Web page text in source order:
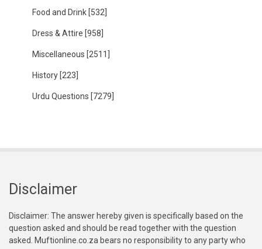
Food and Drink [532]
Dress & Attire [958]
Miscellaneous [2511]
History [223]
Urdu Questions [7279]
Disclaimer
Disclaimer: The answer hereby given is specifically based on the
question asked and should be read together with the question
asked. Muftionline.co.za bears no responsibility to any party who